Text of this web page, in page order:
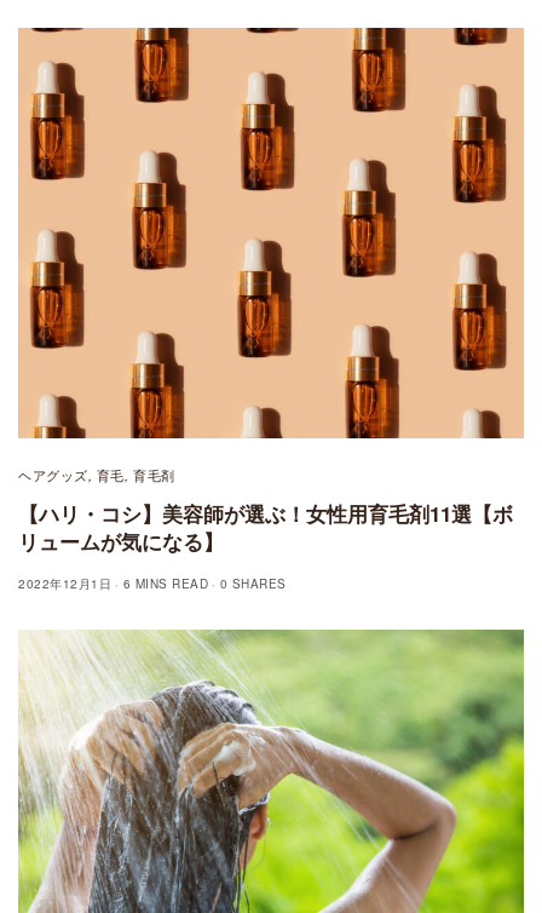
ヘアグッズ 育毛 ,育毛剤
【ハリ・コシ】美容師が選ぶ！女性用育毛剤11選【ボ
リュームが気になる】
2022年12月1日 6 MINS READ 0 SHARES